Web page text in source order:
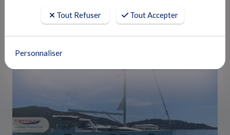
Tout Refuser Tout Accepter
Personnaliser